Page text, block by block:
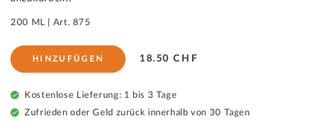
200 ML | Art. 875
HINZUFÜGEN 18.50 CHF
Kostenlose Lieferung: 1 bis 3 Tage
Zufrieden oder Geld zurück innerhalb von 30 Tagen